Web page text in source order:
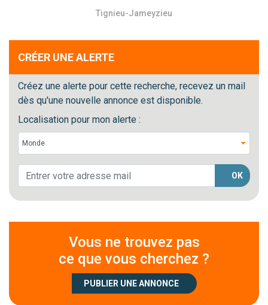
Tignieu-Jameyzieu
CRÉER UNE ALERTE
Créez une alerte pour cette recherche, recevez un mail
dès qu'une nouvelle annonce est disponible.
Localisation pour mon alerte :
OK
Vous ne trouvez pas
ce que vous cherchez ?
PUBLIER UNE ANNONCE